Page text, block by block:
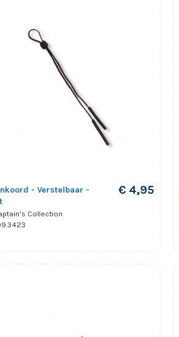
- Verstelbaar -
Collection
€ 4,95